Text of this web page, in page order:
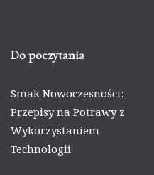
Do poczytania
Smak Nowoczesności:
Przepisy na Potrawy z
Wykorzystaniem
Technologii